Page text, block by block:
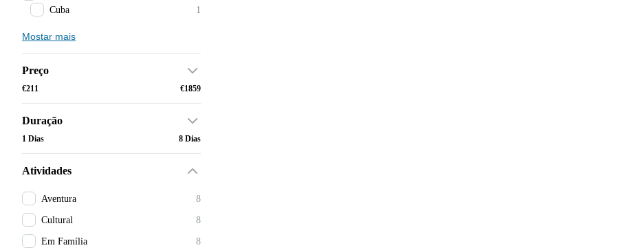
Cuba
1
Mostar mais
Preço
€211 €1859
Duração
1 Dias 8 Dias
Atividades
Aventura 8
Cultural 8
Em Família 8